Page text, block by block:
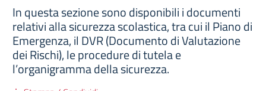
In questa sezione sono disponibili i documenti
relativi alla sicurezza scolastica, tra cui il Piano di
Emergenza, il DVR (Documento di Valutazione
dei Rischi), le procedure di tutela e
l’organigramma della sicurezza.